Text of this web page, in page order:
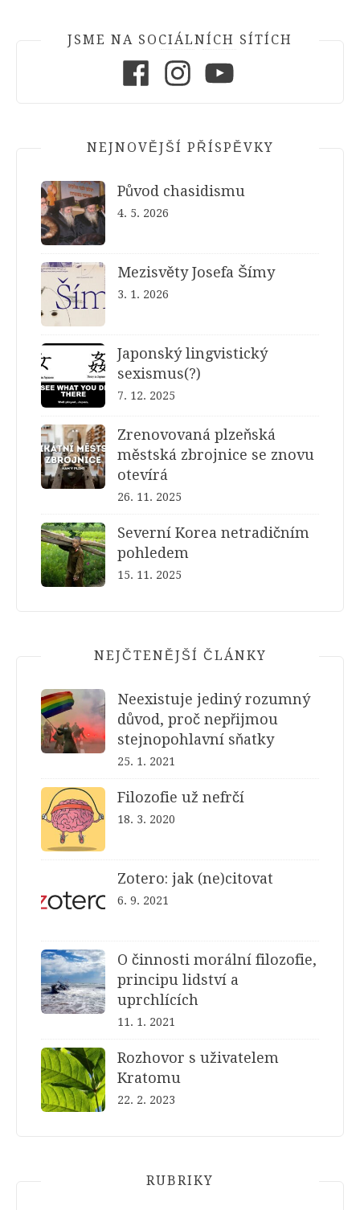
JSME NA SOCIÁLNÍCH SÍTÍCH
NEJNOVĚJŠÍ PŘÍSPĚVKY
Původ chasidismu
4. 5. 2026
Mezisvěty Josefa Šímy
3. 1. 2026
Japonský lingvistický
sexismus(?)
7. 12. 2025
Zrenovovaná plzeňská
městská zbrojnice se znovu
otevírá
26. 11. 2025
Severní Korea netradičním
pohledem
15. 11. 2025
NEJČTENĚJŠÍ ČLÁNKY
Neexistuje jediný rozumný
důvod, proč nepřijmou
stejnopohlavní sňatky
25. 1. 2021
Filozofie už nefrčí
18. 3. 2020
Zotero: jak (ne)citovat
6. 9. 2021
O činnosti morální filozofie,
principu lidství a
uprchlících
11. 1. 2021
Rozhovor s uživatelem
Kratomu
22. 2. 2023
RUBRIKY